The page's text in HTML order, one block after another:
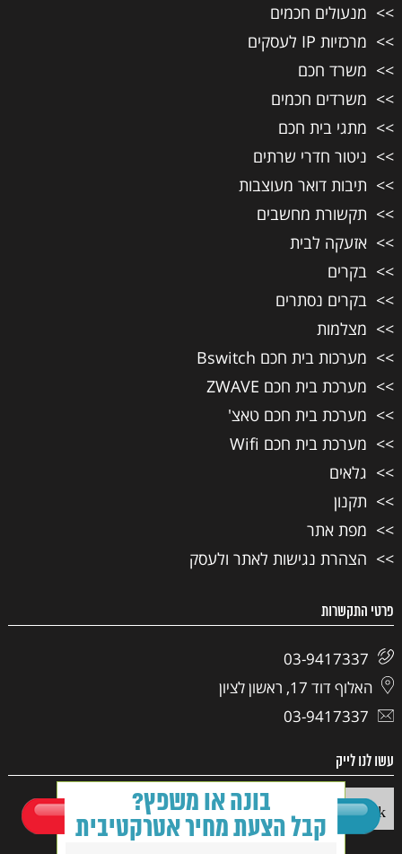
בונה או משפץ?
קבל הצעת מחיר אטרקטיבית
מנעולים חכמים
מרכזיות IP לעסקים
משרד חכם
משרדים חכמים
מתגי בית חכם
ניטור חדרי שרתים
תיבות דואר מעוצבות
תקשורת מחשבים
אזעקה לבית
בקרים
בקרים נסתרים
מצלמות
מערכות בית חכם Bswitch
מערכת בית חכם ZWAVE
מערכת בית חכם טאצ'
מערכת בית חכם Wifi
גלאים
תקנון
מפת אתר
הצהרת נגישות לאתר ולעסק
פרטי התקשרות
03-9417337
האלוף דוד 17, ראשון לציון
03-9417337
עשו לנו לייק
Facebook